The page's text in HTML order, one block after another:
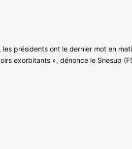
présidents ont le dernier mot en
exorbitants », dénonce le Snesup